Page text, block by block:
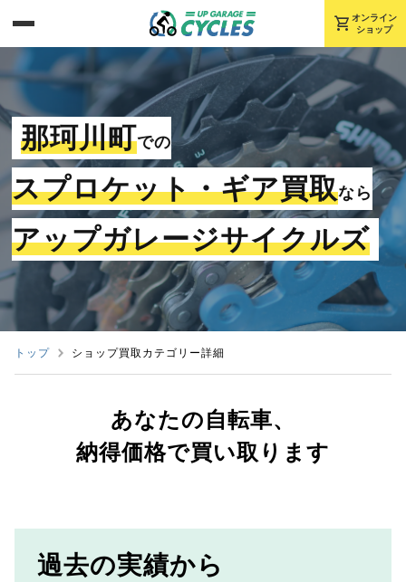
shopping_cart オンライン
ショップ
那珂川町での
スプロケット・ギア買取なら
アップガレージサイクルズ
トップ ショップ買取カテゴリー詳細
あなたの自転車、
納得価格で買い取ります
過去の実績から